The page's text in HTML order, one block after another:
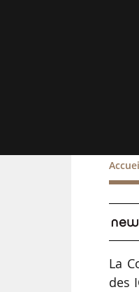
UE
La
des